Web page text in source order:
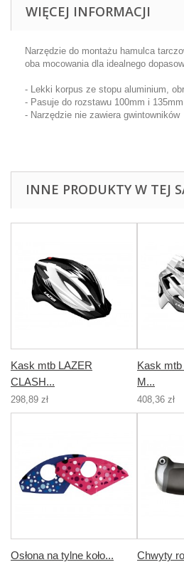
WIĘCEJ INFORMACJI
Narzędzie do montażu hamulca
oba mocowania dla idealnego
- Lekki korpus ze stopu aluminium,
- Pasuje do rozstawu 100mm i 135mm
- Narzędzie nie zawiera gwintowników
INNE PRODUKTY W TEJ
Kask mtb LAZER
CLASH...
298,89 zł
Kask
M...
408,36 zł
Osłona na tylne koło... Chwyty